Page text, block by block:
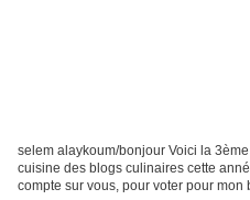
selem alaykoum/bonjour Voici la
cuisine des blogs culinaires cette
compte sur vous, pour voter pour mon